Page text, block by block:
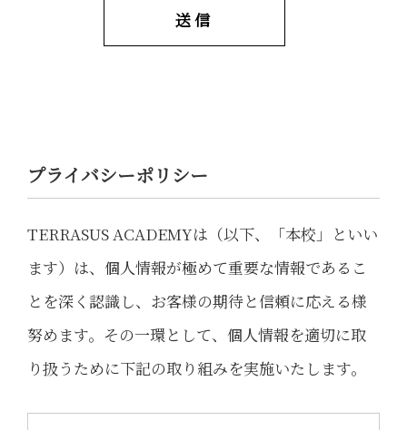
プライバシーポリシー
TERRASUS ACADEMYは（以下、「本校」といい
ます）は、個人情報が極めて重要な情報であるこ
とを深く認識し、お客様の期待と信頼に応える様
努めます。その一環として、個人情報を適切に取
り扱うために下記の取り組みを実施いたします。